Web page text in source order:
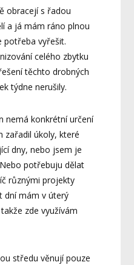
obracejí s řadou
a já mám ráno plnou
potřeba vyřešit.
celého zbytku
těchto drobných
týdne nerušily.
nemá konkrétní určení
zařadil úkoly, které
dny, nebo jsem je
potřebuju dělat
různými projekty
dní mám v úterý
zde využívám
středu věnují pouze